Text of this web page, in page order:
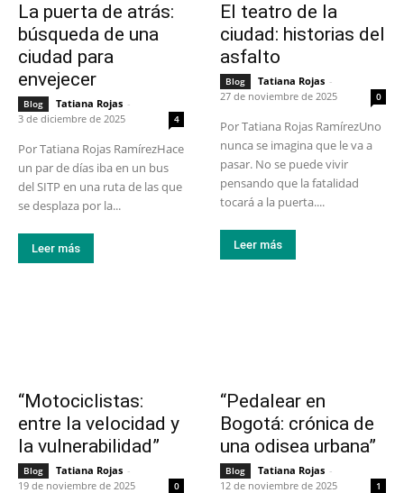
La puerta de atrás:
búsqueda de una
ciudad para
envejecer
Blog Tatiana Rojas -
3 de diciembre de 2025
4
Por Tatiana Rojas RamírezHace
un par de días iba en un bus
del SITP en una ruta de las que
se desplaza por la...
Leer más
El teatro de la
ciudad: historias del
asfalto
Blog Tatiana Rojas -
27 de noviembre de 2025
0
Por Tatiana Rojas RamírezUno
nunca se imagina que le va a
pasar. No se puede vivir
pensando que la fatalidad
tocará a la puerta....
Leer más
“Motociclistas:
entre la velocidad y
la vulnerabilidad”
Blog Tatiana Rojas -
19 de noviembre de 2025
0
“Pedalear en
Bogotá: crónica de
una odisea urbana”
Blog Tatiana Rojas -
12 de noviembre de 2025
1